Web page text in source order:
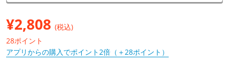
¥2,808 (税込)
28ポイント
アプリからの購入でポイント2倍（＋28ポイント）